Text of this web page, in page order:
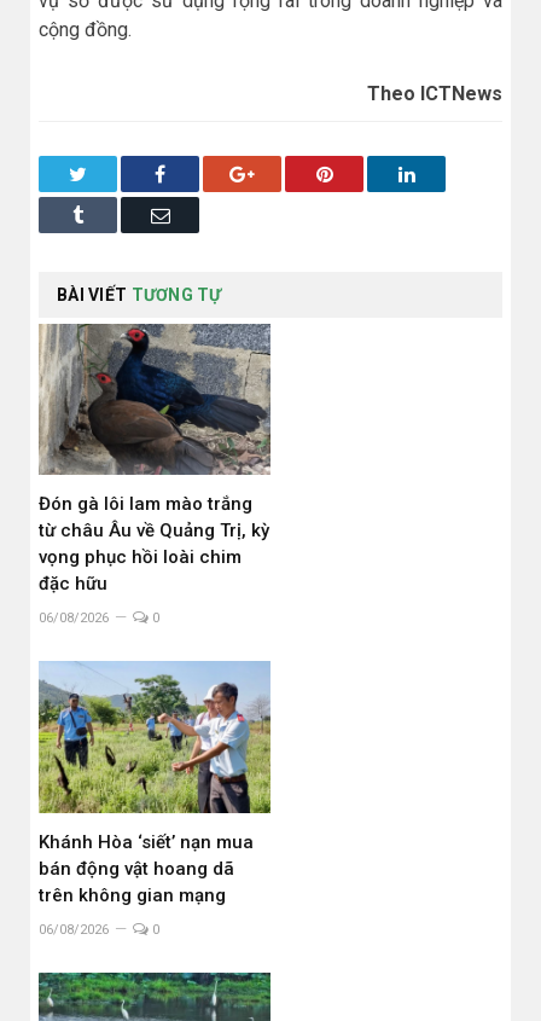
cộng đồng.
Theo ICTNews
Facebook Google+ Pinterest LinkedIn
Tumblr Email
BÀI VIẾT TƯƠNG TỰ
Đón gà lôi lam mào trắng
từ châu Âu về Quảng Trị, kỳ
vọng phục hồi loài chim
đặc hữu
06/08/2026 0
Khánh Hòa ‘siết’ nạn mua
bán động vật hoang dã
trên không gian mạng
06/08/2026 0